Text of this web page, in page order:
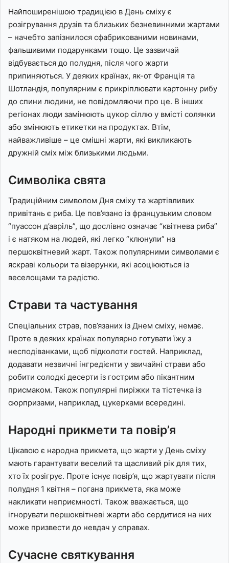
Найпоширенішою традицією в День сміху є
розігрування друзів та близьких безневинними жартами
– начебто запізнилося сфабрикованими новинами,
фальшивими подарунками тощо. Це зазвичай
відбувається до полудня, після чого жарти
припиняються. У деяких країнах, як-от Франція та
Шотландія, популярним є прикріплювати картонну рибу
до спини людини, не повідомляючи про це. В інших
регіонах люди замінюють цукор сіллю у вмісті солянки
або змінюють етикетки на продуктах. Втім,
найважливіше – це смішні жарти, які викликають
дружній сміх між близькими людьми.
Символіка свята
Традиційним символом Дня сміху та жартівливих
привітань є риба. Це пов’язано із французьким словом
“пуассон д’авріль”, що дослівно означає “квітнева риба”
і є натяком на людей, які легко “клюнули” на
першоквітневий жарт. Також популярними символами є
яскраві кольори та візерунки, які асоціюються із
веселощами та радістю.
Страви та частування
Спеціальних страв, пов’язаних із Днем сміху, немає.
Проте в деяких країнах популярно готувати їжу з
несподіванками, щоб підколоти гостей. Наприклад,
додавати незвичні інгредієнти у звичайні страви або
робити солодкі десерти із гострим або пікантним
присмаком. Також популярні пиріжки та тістечка із
сюрпризами, наприклад, цукерками всередині.
Народні прикмети та повір’я
Цікавою є народна прикмета, що жарти у День сміху
мають гарантувати веселий та щасливий рік для тих,
хто їх розігрує. Проте існує повір’я, що жартувати після
полудня 1 квітня – погана прикмета, яка може
накликати неприємності. Також вважається, що
ігнорувати першоквітневі жарти або сердитися на них
може призвести до невдач у справах.
Сучасне святкування